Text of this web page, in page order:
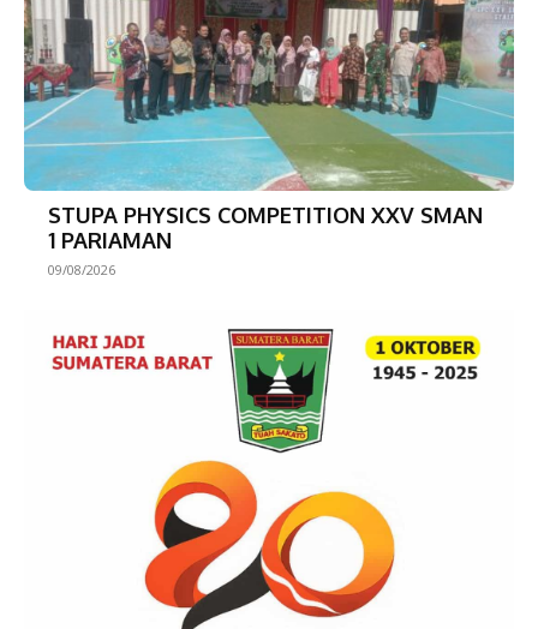
STUPA PHYSICS COMPETITION XXV SMAN
1 PARIAMAN
09/08/2026